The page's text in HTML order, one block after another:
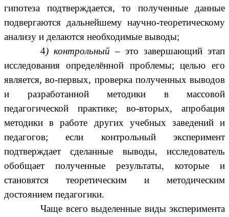
гипотеза подтверждается, то полученные данные
подвергаются дальнейшему научно-теоретическому
анализу и делаются необходимые выводы;
4) контрольный– это завершающий этап
исследования определённой проблемы; целью его
является, во-первых, проверка полученных выводов
и разработанной методики в массовой
педагогической практике; во-вторых, апробация
методики в работе других учебных заведений и
педагогов; если контрольный эксперимент
подтверждает сделанные выводы, исследователь
обобщает полученные результаты, которые и
становятся теоретическим и методическим
достоянием педагогики.
Чаще всего выделенные виды эксперимента